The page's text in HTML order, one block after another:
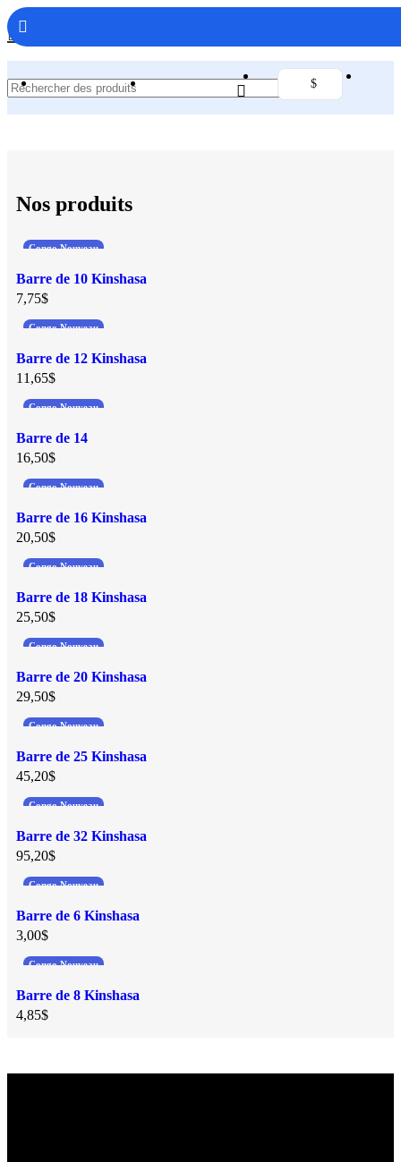
$
Nos produits
Congo Nouveau
Barre de 10 Kinshasa
7,75$
Congo Nouveau
Barre de 12 Kinshasa
11,65$
Congo Nouveau
Barre de 14
16,50$
Congo Nouveau
Barre de 16 Kinshasa
20,50$
Congo Nouveau
Barre de 18 Kinshasa
25,50$
Congo Nouveau
Barre de 20 Kinshasa
29,50$
Congo Nouveau
Barre de 25 Kinshasa
45,20$
Congo Nouveau
Barre de 32 Kinshasa
95,20$
Congo Nouveau
Barre de 6 Kinshasa
3,00$
Congo Nouveau
Barre de 8 Kinshasa
4,85$